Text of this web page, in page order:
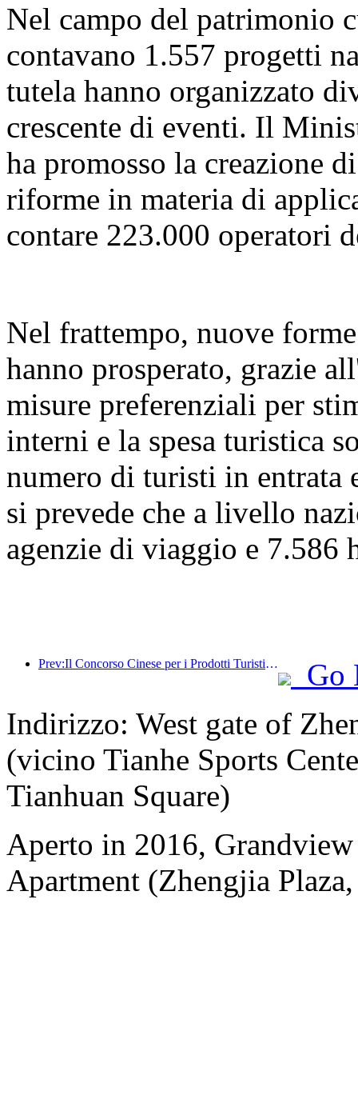
Nel campo del patrimonio
contavano 1.557 progetti
tutela hanno organizzato
crescente di eventi. Il
ha promosso la creazione
riforme in materia di
contare 223.000 operatori
Nel frattempo, nuove
hanno prosperato, grazie
misure preferenziali per
interni e la spesa turistica
numero di turisti in entrata
si prevede che a livello
agenzie di viaggio e 7.586
Prev:Il Concorso Cinese per i Prodotti Turistici si è svolto con successo a Xiangtan, nello Hunan.
Go
Indirizzo: West gate of
(vicino Tianhe Sports
Tianhuan Square)
Aperto in 2016,
Apartment (Zhengjia